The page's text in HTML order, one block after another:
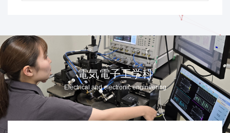
電気電子工学科
Electrical and electronic engineering